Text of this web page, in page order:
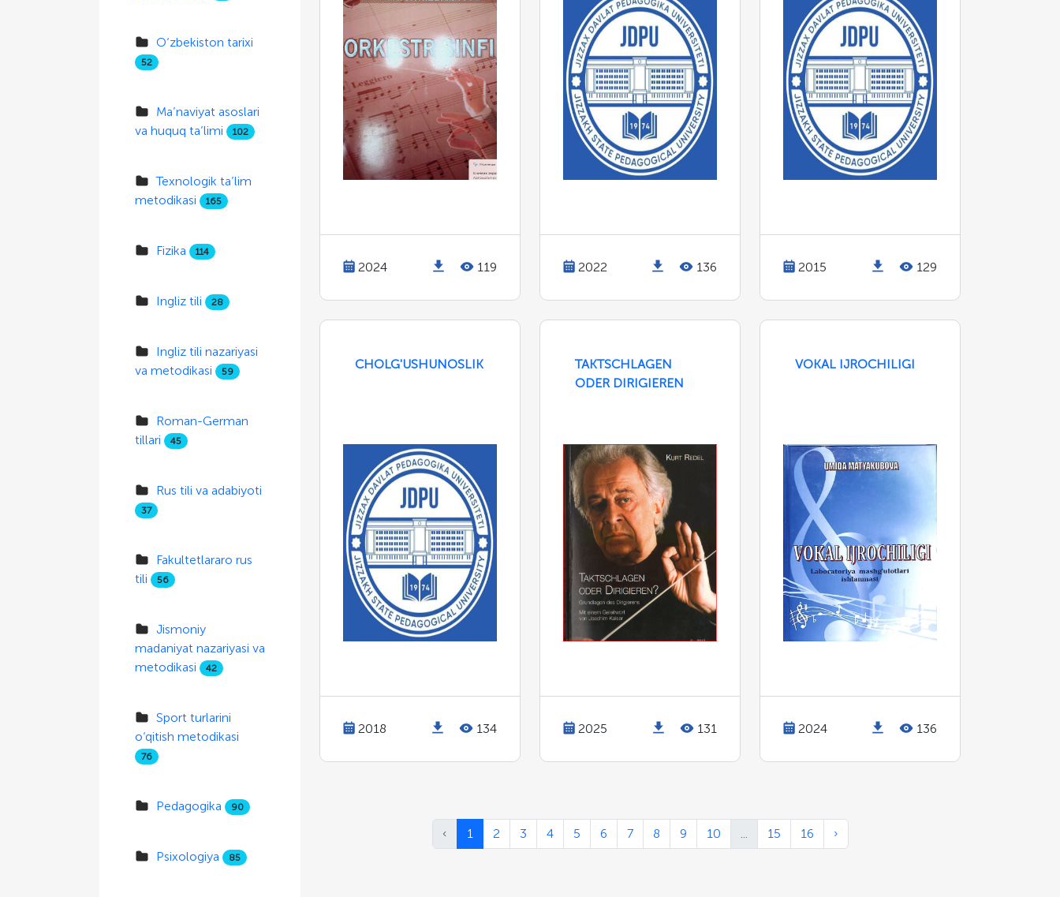
O‘zbekiston tarixi
52
Ma’naviyat asoslari
va huquq ta’limi
102
Texnologik ta’lim
metodikasi
165
Fizika 114
Ingliz tili 28
Ingliz tili nazariyasi
va metodikasi
59
Roman-German
tillari
45
Rus tili va adabiyoti
37
Fakultetlararo rus
tili
56
Jismoniy
madaniyat nazariyasi va
metodikasi
42
Sport turlarini
o‘qitish metodikasi
76
Pedagogika 90
Psixologiya 85
2024 119 2022 136 2015 129
CHOLG'USHUNOSLIK
2018 134
TAKTSCHLAGEN
ODER DIRIGIEREN
2025 131
VOKAL IJROCHILIGI
2024 136
‹ 1 2 3 4 5 6 7 8 9 10 ... 15 16 ›